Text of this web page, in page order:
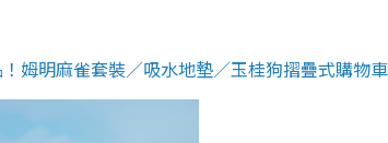
姆明麻雀套裝／吸水地墊／玉桂狗摺疊式購物車